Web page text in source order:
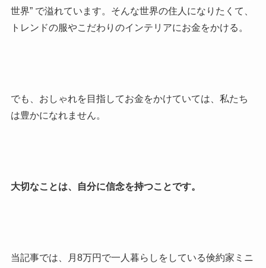
世界” で溢れています。そんな世界の住人になりたくて、
トレンドの服やこだわりのインテリアにお金をかける。
でも、おしゃれを目指してお金をかけていては、私たち
は豊かになれません。
大切なことは、自分に信念を持つことです。
当記事では、月8万円で一人暮らしをしている倹約家ミニ